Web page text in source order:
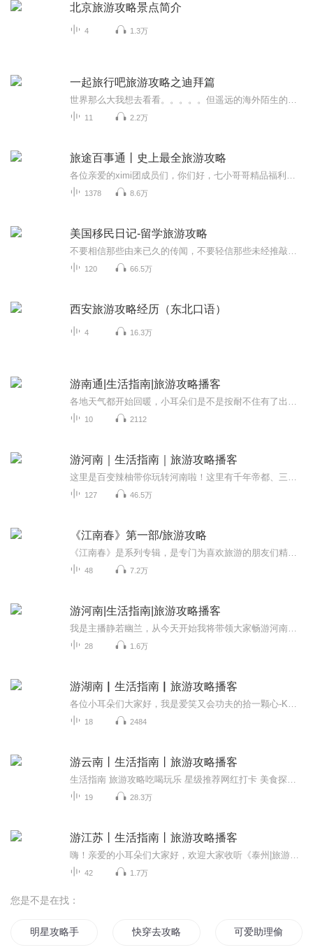
北京旅游攻略景点简介
4 1.3万
一起旅行吧旅游攻略之迪拜篇
11 2.2万
旅途百事通丨史上最全旅游攻略
1378 8.6万
美国移民日记-留学旅游攻略
120 66.5万
西安旅游攻略经历（东北口语）
4 16.3万
游南通|生活指南|旅游攻略播客
10 2112
游河南｜生活指南｜旅游攻略播客
127 46.5万
《江南春》第一部/旅游攻略
48 7.2万
游河南|生活指南|旅游攻略播客
28 1.6万
游湖南▏生活指南▏旅游攻略播客
18 2484
游云南丨生活指南丨旅游攻略播客
19 28.3万
游江苏丨生活指南丨旅游攻略播客
42 1.7万
您是不是在找：
明星攻略手记 快穿去攻略那个男人 可爱助理偷心攻略